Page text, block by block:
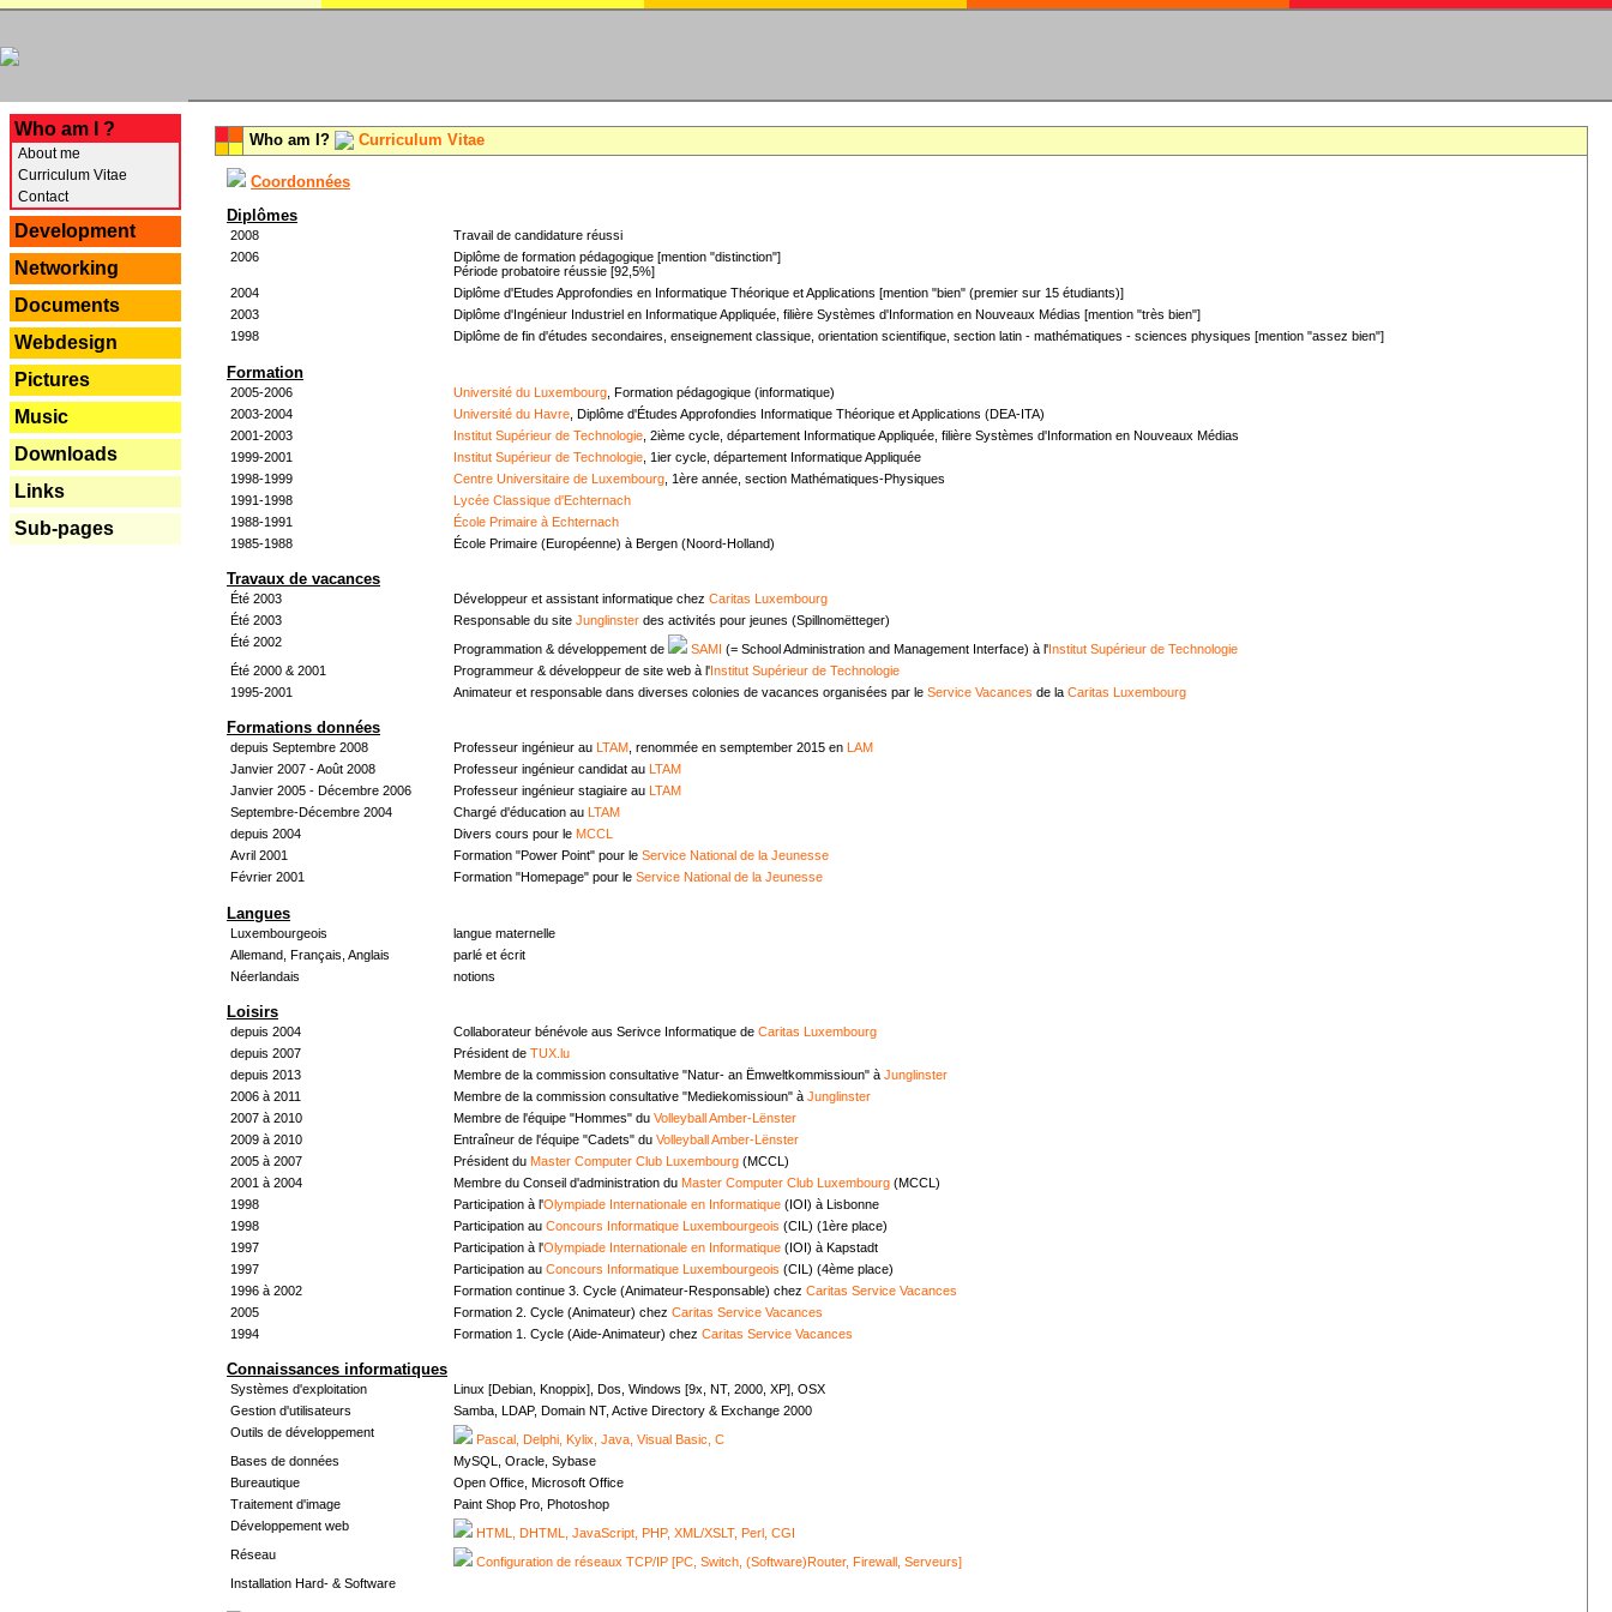
Who am I ?
About me
Curriculum Vitae
Contact
Development
Networking
Documents
Webdesign
Pictures
Music
Downloads
Links
Sub-pages
Who am I? Curriculum Vitae
Coordonnées
Diplômes
2008
Travail de candidature réussi
2006
Diplôme de formation pédagogique [mention "distinction"]
Période probatoire réussie [92,5%]
2004
Diplôme d'Etudes Approfondies en Informatique Théorique et Applications [mention "bien" (premier sur 15 étudiants)]
2003
Diplôme d'Ingénieur Industriel en Informatique Appliquée, filière Systèmes d'Information en Nouveaux Médias [mention "très bien"]
1998
Diplôme de fin d'études secondaires, enseignement classique, orientation scientifique, section latin - mathématiques - sciences physiques [mention "assez bien"]
Formation
2005-2006 Université du Luxembourg , Formation pédagogique (informatique)
2003-2004
Université du Havre , Diplôme d'Études Approfondies Informatique Théorique et Applications (DEA-ITA)
2001-2003
Institut Supérieur de Technologie , 2ième cycle, département Informatique Appliquée, filière Systèmes d'Information en Nouveaux Médias
1999-2001
Institut Supérieur de Technologie , 1ier cycle, département Informatique Appliquée
1998-1999
Centre Universitaire de Luxembourg , 1ère année, section Mathématiques-Physiques
1991-1998
Lycée Classique d'Echternach
1988-1991
École Primaire à Echternach
1985-1988
École Primaire (Européenne) à Bergen (Noord-Holland)
Travaux de vacances
Été 2003 Développeur et assistant informatique chez Caritas Luxembourg
Été 2003
Responsable du site Junglinster des activités pour jeunes (Spillnomëtteger)
Été 2002
Programmation & développement de SAMI (= School Administration and Management Interface) à l'Institut Supérieur de Technologie
Été 2000 & 2001
Programmeur & développeur de site web à l'Institut Supérieur de Technologie
1995-2001
Animateur et responsable dans diverses colonies de vacances organisées par le Service Vacances de la Caritas Luxembourg
Formations données
depuis Septembre 2008 Professeur ingénieur au LTAM , renommée en semptember 2015 en
LAM
Janvier 2007 - Août 2008
Professeur ingénieur candidat au
LTAM
Janvier 2005 - Décembre 2006
Professeur ingénieur stagiaire au
LTAM
Septembre-Décembre 2004
Chargé d'éducation au
LTAM
depuis 2004
Divers cours pour le MCCL
Avril 2001
Formation "Power Point" pour le Service National de la Jeunesse
Février 2001
Formation "Homepage" pour le Service National de la Jeunesse
Langues
Luxembourgeois
langue maternelle
Allemand, Français, Anglais
parlé et écrit
Néerlandais
notions
Loisirs
depuis 2004 Collaborateur bénévole aus Serivce Informatique de Caritas Luxembourg
depuis 2007
Président de TUX.lu
depuis 2013
Membre de la commission consultative "Natur- an Ëmweltkommissioun" à Junglinster
2006 à 2011
Membre de la commission consultative "Mediekomissioun" à Junglinster
2007 à 2010
Membre de l'équipe "Hommes" du Volleyball Amber-Lënster
2009 à 2010
Entraîneur de l'équipe "Cadets" du Volleyball Amber-Lënster
2005 à 2007
Président du Master Computer Club Luxembourg (MCCL)
2001 à 2004
Membre du Conseil d'administration du Master Computer Club Luxembourg (MCCL)
1998
Participation à l'Olympiade Internationale en Informatique (IOI) à Lisbonne
1998
Participation au Concours Informatique Luxembourgeois (CIL) (1ère place)
1997
Participation à l'Olympiade Internationale en Informatique (IOI) à Kapstadt
1997
Participation au Concours Informatique Luxembourgeois (CIL) (4ème place)
1996 à 2002
Formation continue 3. Cycle (Animateur-Responsable) chez Caritas Service Vacances
2005
Formation 2. Cycle (Animateur) chez Caritas Service Vacances
1994
Formation 1. Cycle (Aide-Animateur) chez Caritas Service Vacances
Connaissances informatiques
Systèmes d'exploitation
Linux [Debian, Knoppix], Dos, Windows [9x, NT, 2000, XP], OSX
Gestion d'utilisateurs
Samba, LDAP, Domain NT, Active Directory & Exchange 2000
Outils de développement
Pascal, Delphi, Kylix, Java, Visual Basic, C
Bases de données
MySQL, Oracle, Sybase
Bureautique
Open Office, Microsoft Office
Traitement d'image
Paint Shop Pro, Photoshop
Développement web
HTML, DHTML, JavaScript, PHP, XML/XSLT, Perl, CGI
Réseau
Configuration de réseaux TCP/IP [PC, Switch, (Software)Router, Firewall, Serveurs]
Installation Hard- & Software